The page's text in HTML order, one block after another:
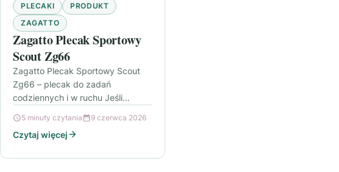
PLECAKI
PRODUKT
ZAGATTO
Zagatto Plecak Sportowy
Scout Zg66
Zagatto Plecak Sportowy Scout
Zg66 – plecak do zadań
codziennych i w ruchu Jeśli
się zarówno w drodze do pracy,…
5 minuty czytania 9 czerwca 2026
Czytaj więcej